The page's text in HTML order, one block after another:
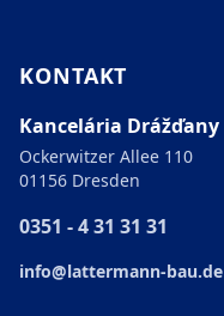
KONTAKT
Kancelária Drážďany
Ockerwitzer Allee 110
01156 Dresden
0351 - 4 31 31 31
info@lattermann-bau.de